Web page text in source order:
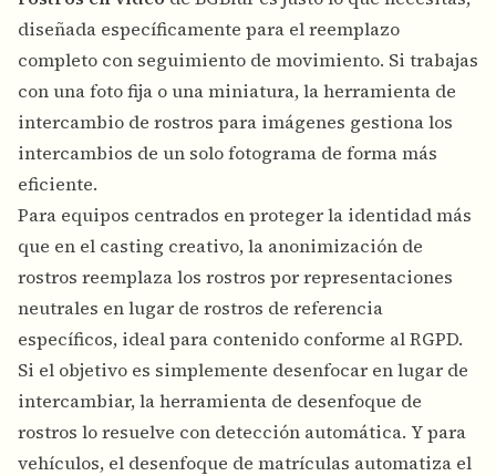
diseñada específicamente para el reemplazo
completo con seguimiento de movimiento. Si trabajas
con una foto fija o una miniatura, la herramienta de
intercambio de rostros para imágenes gestiona los
intercambios de un solo fotograma de forma más
eficiente.
Para equipos centrados en proteger la identidad más
que en el casting creativo, la anonimización de
rostros reemplaza los rostros por representaciones
neutrales en lugar de rostros de referencia
específicos, ideal para contenido conforme al RGPD.
Si el objetivo es simplemente desenfocar en lugar de
intercambiar, laherramienta de desenfoque de
rostros lo resuelve con detección automática. Y para
vehículos, el desenfoque de matrículas automatiza el